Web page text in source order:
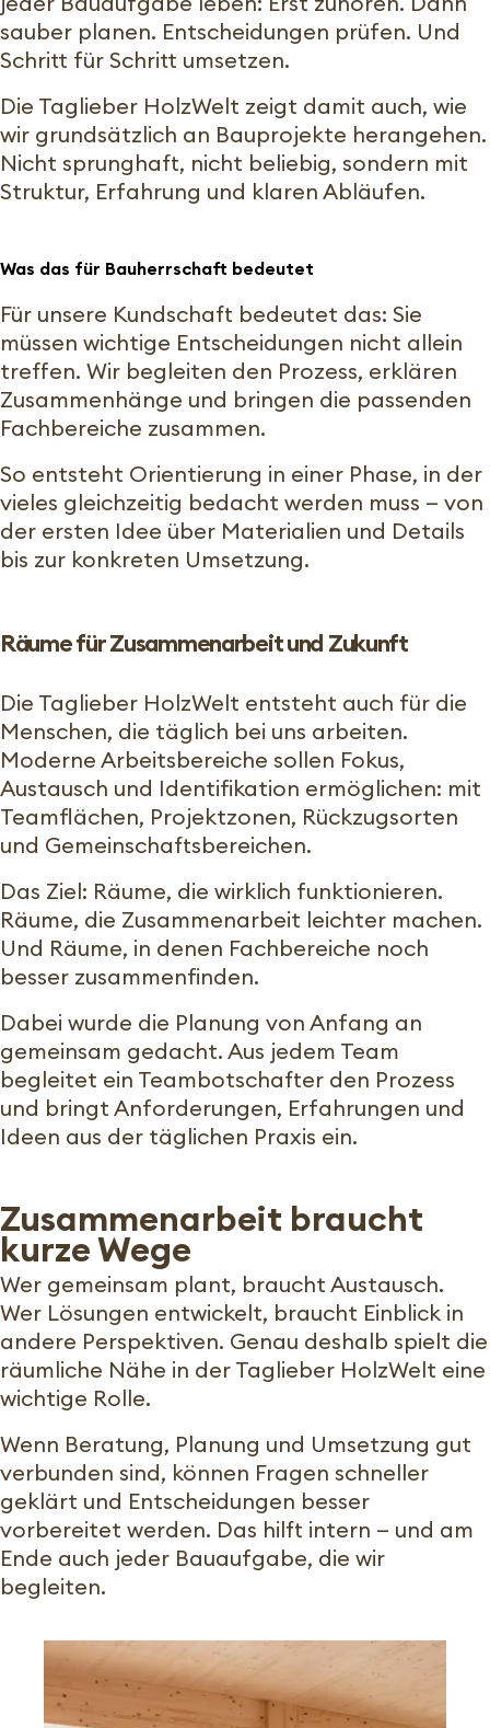
sauber planen. Entscheidungen prüfen. Und
Schritt für Schritt umsetzen.
Die Taglieber HolzWelt zeigt damit auch, wie
wir grundsätzlich an Bauprojekte herangehen.
Nicht sprunghaft, nicht beliebig, sondern mit
Struktur, Erfahrung und klaren Abläufen.
Was das für Bauherrschaft bedeutet
Für unsere Kundschaft bedeutet das: Sie
müssen wichtige Entscheidungen nicht allein
treffen. Wir begleiten den Prozess, erklären
Zusammenhänge und bringen die passenden
Fachbereiche zusammen.
So entsteht Orientierung in einer Phase, in der
vieles gleichzeitig bedacht werden muss — von
der ersten Idee über Materialien und Details
bis zur konkreten Umsetzung.
Räume für Zusammenarbeit und Zukunft
Die Taglieber HolzWelt entsteht auch für die
Menschen, die täglich bei uns arbeiten.
Moderne Arbeitsbereiche sollen Fokus,
Austausch und Identifikation ermöglichen: mit
Teamflächen, Projektzonen, Rückzugsorten
und Gemeinschaftsbereichen.
Das Ziel: Räume, die wirklich funktionieren.
Räume, die Zusammenarbeit leichter machen.
Und Räume, in denen Fachbereiche noch
besser zusammenfinden.
Dabei wurde die Planung von Anfang an
gemeinsam gedacht. Aus jedem Team
begleitet ein Teambotschafter den Prozess
und bringt Anforderungen, Erfahrungen und
Ideen aus der täglichen Praxis ein.
Zusammenarbeit braucht
kurze Wege
Wer gemeinsam plant, braucht Austausch.
Wer Lösungen entwickelt, braucht Einblick in
andere Perspektiven. Genau deshalb spielt die
räumliche Nähe in der Taglieber HolzWelt eine
wichtige Rolle.
Wenn Beratung, Planung und Umsetzung gut
verbunden sind, können Fragen schneller
geklärt und Entscheidungen besser
vorbereitet werden. Das hilft intern — und am
Ende auch jeder Bauaufgabe, die wir
begleiten.